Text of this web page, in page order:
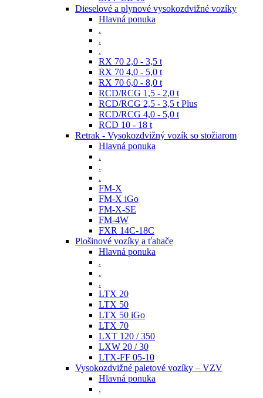
Dieselové a plynové vysokozdvižné vozíky
Hlavná ponuka
.
.
.
RX 70 2,0 - 3,5 t
RX 70 4,0 - 5,0 t
RX 70 6,0 - 8,0 t
RCD/RCG 1,5 - 2,0 t
RCD/RCG 2,5 - 3,5 t Plus
RCD/RCG 4,0 - 5,0 t
RCD 10 - 18 t
Retrak - Vysokozdvižný vozík so stožiarom
Hlavná ponuka
.
.
.
FM-X
FM-X iGo
FM-X-SE
FM-4W
FXR 14C-18C
Plošinové vozíky a ťahače
Hlavná ponuka
.
.
.
LTX 20
LTX 50
LTX 50 iGo
LTX 70
LXT 120 / 350
LXW 20 / 30
LTX-FF 05-10
Vysokozdvižné paletové vozíky – VZV
Hlavná ponuka
.